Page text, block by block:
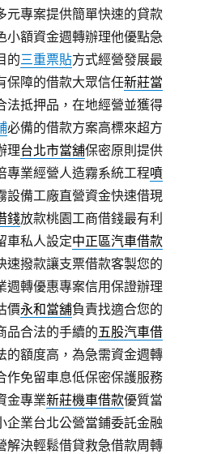
元專案提供簡單快速的貸款
小額資金週轉辦理他優點急
的三重票貼方式經營發展最
保障的借款大眾信任新莊當
法抵押品，在地經營並獲得
必備的借款方案高標來超方
理台北市當舖保密原則提供
專業經營人造霧系統工程噴
設備工廠直營資金快速借現
錢放款桃園工商借錢最有利
車私人設定中正區汽車借款
速撥款讓支票借款客製您的
週轉優惠專案信用保證辦理
價永和當舖負責找適合您的
品合法的手續的五股汽車借
的額度高，為急需資金週轉
作免留車息低保密保護服務
金專業新莊機車借款優質當
企業台北公營當鋪委託金融
解決輕鬆借貸救急借款周轉